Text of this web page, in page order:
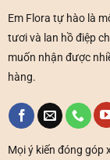
Em Flora tự hào là
tươi và lan hồ điệp
muốn nhận được
hàng.
Mọi ý kiến đóng góp